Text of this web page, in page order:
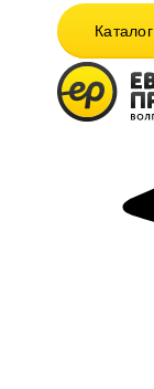
Каталог